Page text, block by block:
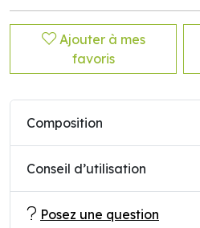
Ajouter à mes
favoris
Composition
Conseil d’utilisation
Posez une question